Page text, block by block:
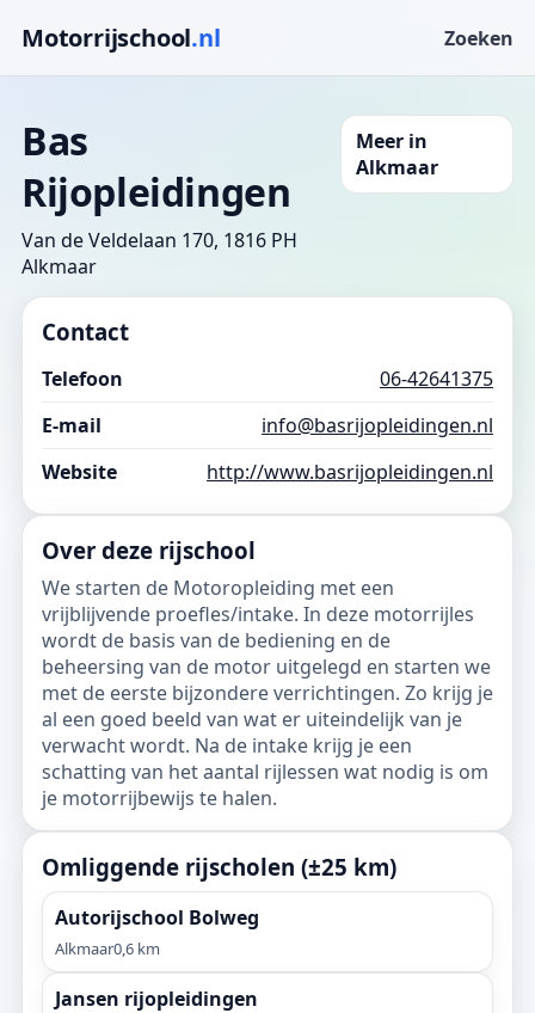
Motorrijschool.nl Zoeken
Bas
Rijopleidingen
Van de Veldelaan 170, 1816 PH
Alkmaar
Meer in
Alkmaar
Contact
Telefoon
06-42641375
E-mail
info@basrijopleidingen.nl
Website
http://www.basrijopleidingen.nl
Over deze rijschool
We starten de Motoropleiding met een
vrijblijvende proefles/intake. In deze motorrijles
wordt de basis van de bediening en de
beheersing van de motor uitgelegd en starten we
met de eerste bijzondere verrichtingen. Zo krijg je
al een goed beeld van wat er uiteindelijk van je
verwacht wordt. Na de intake krijg je een
schatting van het aantal rijlessen wat nodig is om
je motorrijbewijs te halen.
Omliggende rijscholen (±25 km)
Autorijschool Bolweg
Alkmaar0,6 km
Jansen rijopleidingen